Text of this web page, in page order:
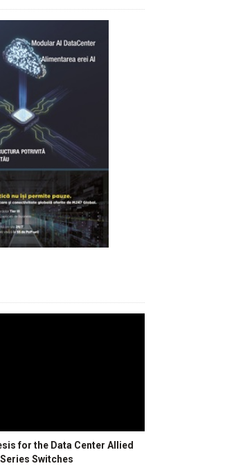
for the Data Center Allied
Switches